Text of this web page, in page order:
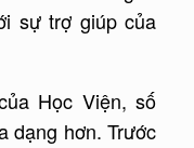
sự trợ giúp của
Học Viện, số
dạng hơn. Trước